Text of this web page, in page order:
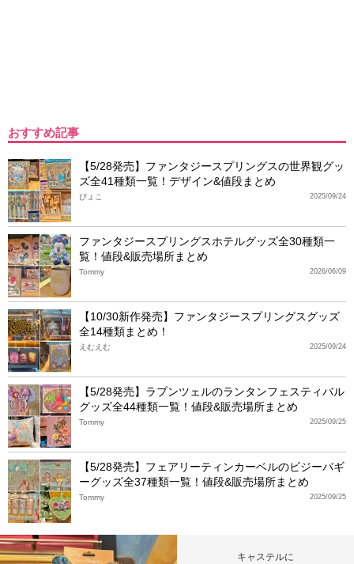
おすすめ記事
【5/28発売】ファンタジースプリングスの世界観グッ
ズ全41種類一覧！デザイン&値段まとめ
2025/09/24
ぴょこ
ファンタジースプリングスホテルグッズ全30種類一
覧！値段&販売場所まとめ
2026/06/09
Tommy
【10/30新作発売】ファンタジースプリングスグッズ
全14種類まとめ！
2025/09/24
えむえむ
【5/28発売】ラプンツェルのランタンフェスティバル
グッズ全44種類一覧！値段&販売場所まとめ
2025/09/25
Tommy
【5/28発売】フェアリーティンカーベルのビジーバギ
ーグッズ全37種類一覧！値段&販売場所まとめ
2025/09/25
Tommy
キャステルに